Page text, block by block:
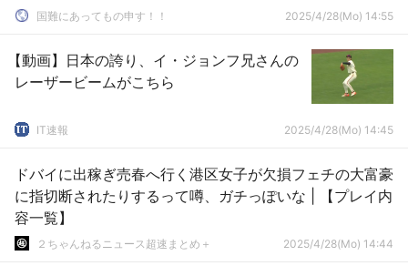
国難にあってもの申す！！ 2025/4/28(Mo) 14:55
【動画】日本の誇り、イ・ジョンフ兄さんの
レーザービームがこちら
IT速報 2025/4/28(Mo) 14:45
ドバイに出稼ぎ売春へ行く港区女子が欠損フェチの大富豪
に指切断されたりするって噂、ガチっぽいな | 【プレイ内
容一覧】
２ちゃんねるニュース超速まとめ＋ 2025/4/28(Mo) 14:44